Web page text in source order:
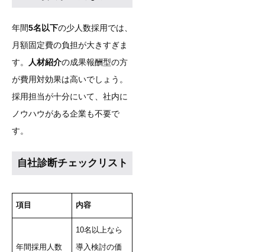
年間5名以下の少人数採用では、
月額固定費の負担が大きすぎま
す。
人材紹介の成果報酬型の方
が費用対効果は高いでしょう。
採用担当が十分にいて、社内に
ノウハウがある企業も不要で
す。
自社診断チェックリスト
項目 内容
年間採用人数
10名以上なら
導入検討の価